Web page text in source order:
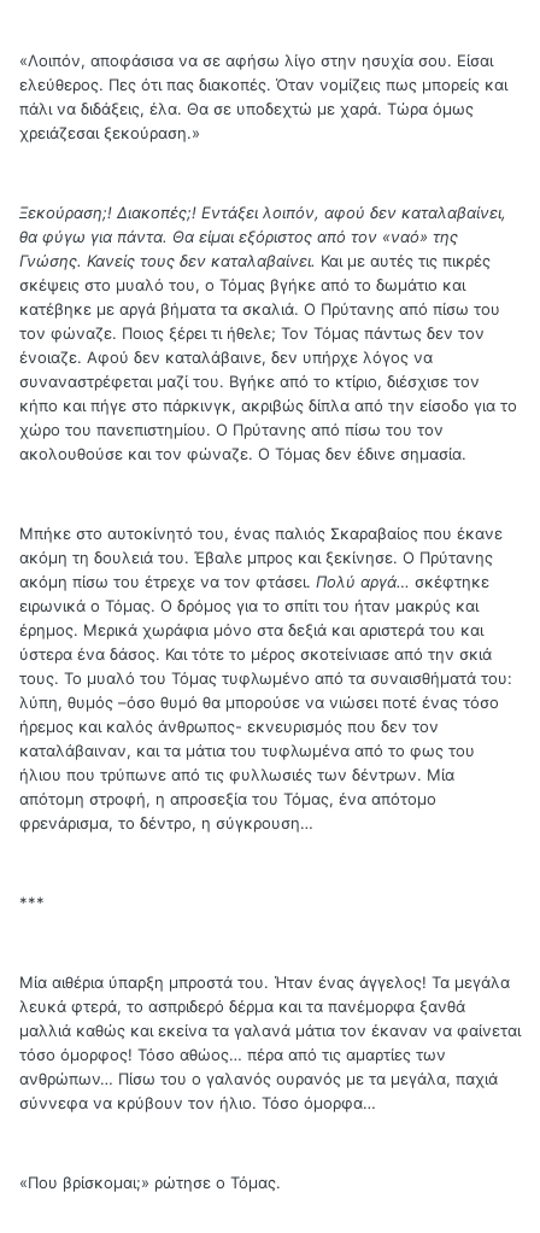
«Λοιπόν, αποφάσισα να σε αφήσω λίγο στην ησυχία σου. Είσαι
ελεύθερος. Πες ότι πας διακοπές. Όταν νομίζεις πως μπορείς και
πάλι να διδάξεις, έλα. Θα σε υποδεχτώ με χαρά. Τώρα όμως
χρειάζεσαι ξεκούραση.»
Ξεκούραση;! Διακοπές;! Εντάξει λοιπόν, αφού δεν καταλαβαίνει,
θα φύγω για πάντα. Θα είμαι εξόριστος από τον «ναό» της
Γνώσης. Κανείς τους δεν καταλαβαίνει. Και με αυτές τις πικρές
σκέψεις στο μυαλό του, ο Τόμας βγήκε από το δωμάτιο και
κατέβηκε με αργά βήματα τα σκαλιά. Ο Πρύτανης από πίσω του
τον φώναζε. Ποιος ξέρει τι ήθελε; Τον Τόμας πάντως δεν τον
ένοιαζε. Αφού δεν καταλάβαινε, δεν υπήρχε λόγος να
συναναστρέφεται μαζί του. Βγήκε από το κτίριο, διέσχισε τον
κήπο και πήγε στο πάρκινγκ, ακριβώς δίπλα από την είσοδο για το
χώρο του πανεπιστημίου. Ο Πρύτανης από πίσω του τον
ακολουθούσε και τον φώναζε. Ο Τόμας δεν έδινε σημασία.
Μπήκε στο αυτοκίνητό του, ένας παλιός Σκαραβαίος που έκανε
ακόμη τη δουλειά του. Έβαλε μπρος και ξεκίνησε. Ο Πρύτανης
ακόμη πίσω του έτρεχε να τον φτάσει. Πολύ αργά… σκέφτηκε
ειρωνικά ο Τόμας. Ο δρόμος για το σπίτι του ήταν μακρύς και
έρημος. Μερικά χωράφια μόνο στα δεξιά και αριστερά του και
ύστερα ένα δάσος. Και τότε το μέρος σκοτείνιασε από την σκιά
τους. Το μυαλό του Τόμας τυφλωμένο από τα συναισθήματά του:
λύπη, θυμός –όσο θυμό θα μπορούσε να νιώσει ποτέ ένας τόσο
ήρεμος και καλός άνθρωπος- εκνευρισμός που δεν τον
καταλάβαιναν, και τα μάτια του τυφλωμένα από το φως του
ήλιου που τρύπωνε από τις φυλλωσιές των δέντρων. Μία
απότομη στροφή, η απροσεξία του Τόμας, ένα απότομο
φρενάρισμα, το δέντρο, η σύγκρουση…
***
Μία αιθέρια ύπαρξη μπροστά του. Ήταν ένας άγγελος! Τα μεγάλα
λευκά φτερά, το ασπριδερό δέρμα και τα πανέμορφα ξανθά
μαλλιά καθώς και εκείνα τα γαλανά μάτια τον έκαναν να φαίνεται
τόσο όμορφος! Τόσο αθώος… πέρα από τις αμαρτίες των
ανθρώπων… Πίσω του ο γαλανός ουρανός με τα μεγάλα, παχιά
σύννεφα να κρύβουν τον ήλιο. Τόσο όμορφα…
«Που βρίσκομαι;» ρώτησε ο Τόμας.